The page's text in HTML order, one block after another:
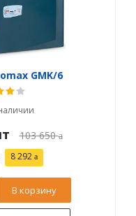
GMK/6
103 650
8 292
В корзину